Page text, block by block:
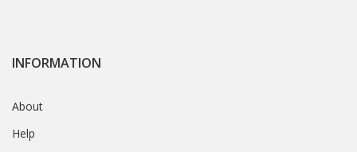
INFORMATION
About
Help